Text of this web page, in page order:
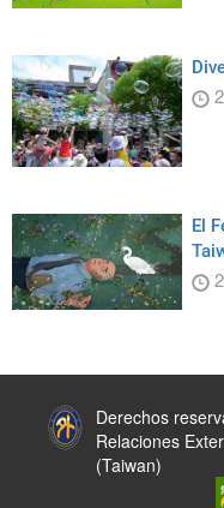
El
Derechos
Relaciones
(Taiwan)